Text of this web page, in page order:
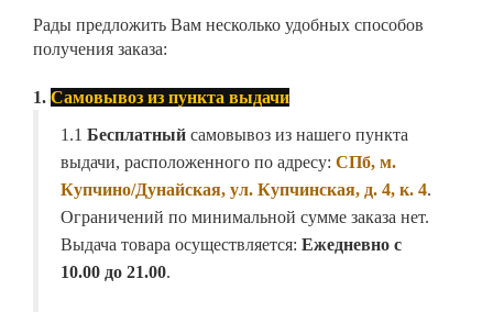
Рады предложить Вам несколько удобных способов
получения заказа:
1. Самовывоз из пункта выдачи
1.1 Бесплатный самовывоз из нашего пункта
выдачи, расположенного по адресу: СПб, м.
Купчино/Дунайская, ул. Купчинская, д. 4, к. 4.
Ограничений по минимальной сумме заказа нет.
Выдача товара осуществляется: Ежедневно с
10.00 до 21.00.